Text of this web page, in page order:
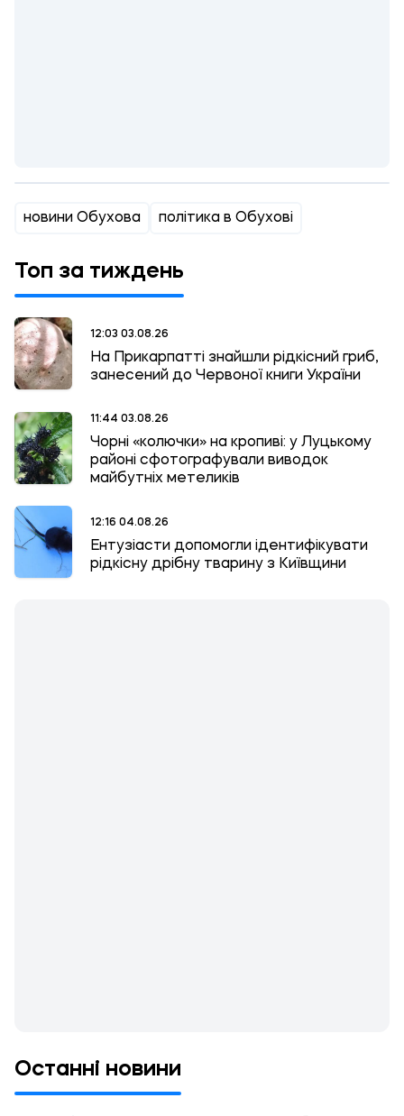
новини Обухова політика в Обухові
Топ за тиждень
12:03 03.08.26
На Прикарпатті знайшли рідкісний гриб,
занесений до Червоної книги України
11:44 03.08.26
Чорні «колючки» на кропиві: у Луцькому
районі сфотографували виводок
майбутніх метеликів
12:16 04.08.26
Ентузіасти допомогли ідентифікувати
рідкісну дрібну тварину з Київщини
Останні новини